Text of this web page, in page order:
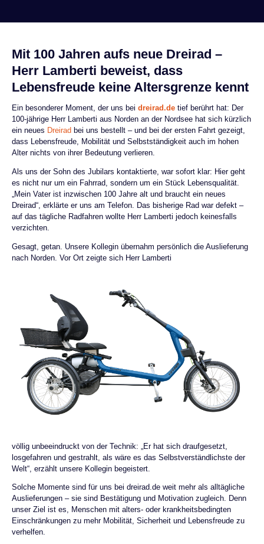
Mit 100 Jahren aufs neue Dreirad –
Herr Lamberti beweist, dass
Lebensfreude keine Altersgrenze kennt
Ein besonderer Moment, der uns bei dreirad.de tief berührt hat: Der
100-jährige Herr Lamberti aus Norden an der Nordsee hat sich kürzlich
ein neues Dreirad bei uns bestellt – und bei der ersten Fahrt gezeigt,
dass Lebensfreude, Mobilität und Selbstständigkeit auch im hohen
Alter nichts von ihrer Bedeutung verlieren.
Als uns der Sohn des Jubilars kontaktierte, war sofort klar: Hier geht
es nicht nur um ein Fahrrad, sondern um ein Stück Lebensqualität.
„Mein Vater ist inzwischen 100 Jahre alt und braucht ein neues
Dreirad“, erklärte er uns am Telefon. Das bisherige Rad war defekt –
auf das tägliche Radfahren wollte Herr Lamberti jedoch keinesfalls
verzichten.
Gesagt, getan. Unsere Kollegin übernahm persönlich die Auslieferung
nach Norden. Vor Ort zeigte sich Herr Lamberti
völlig unbeeindruckt von der Technik: „Er hat sich draufgesetzt,
losgefahren und gestrahlt, als wäre es das Selbstverständlichste der
Welt“, erzählt unsere Kollegin begeistert.
Solche Momente sind für uns bei dreirad.de weit mehr als alltägliche
Auslieferungen – sie sind Bestätigung und Motivation zugleich. Denn
unser Ziel ist es, Menschen mit alters- oder krankheitsbedingten
Einschränkungen zu mehr Mobilität, Sicherheit und Lebensfreude zu
verhelfen.